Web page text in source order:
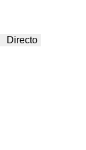
Directo